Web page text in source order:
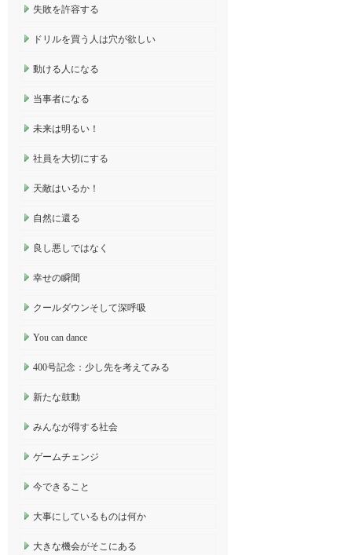
失敗を許容する
ドリルを買う人は穴が欲しい
動ける人になる
当事者になる
未来は明るい！
社員を大切にする
天敵はいるか！
自然に還る
良し悪しではなく
幸せの瞬間
クールダウンそして深呼吸
You can dance
400号記念：少し先を考えてみる
新たな鼓動
みんなが得する社会
ゲームチェンジ
今できること
大事にしているものは何か
大きな機会がそこにある